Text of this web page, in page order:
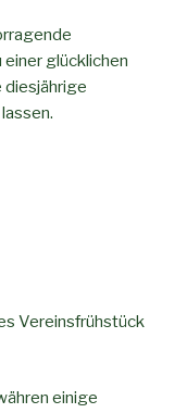
einer glücklichen
diesjährige
Vereinsfrühstück
einige